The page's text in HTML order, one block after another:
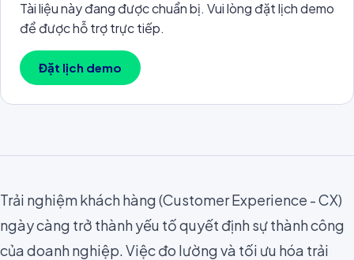
Tài liệu này đang được chuẩn bị. Vui lòng đặt lịch demo
để được hỗ trợ trực tiếp.
Đặt lịch demo
Trải nghiệm khách hàng (Customer Experience - CX)
ngày càng trở thành yếu tố quyết định sự thành công
của doanh nghiệp. Việc đo lường và tối ưu hóa trải